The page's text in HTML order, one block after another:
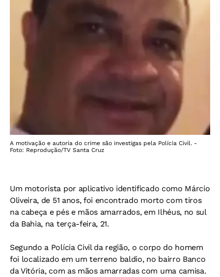
A motivação e autoria do crime são investigas pela Polícia Civil. -
Foto: Reprodução/TV Santa Cruz
Um motorista por aplicativo identificado como Márcio
Oliveira, de 51 anos, foi encontrado morto com tiros
na cabeça e pés e mãos amarrados, em Ilhéus, no sul
da Bahia, na terça-feira, 21.
Segundo a Polícia Civil da região, o corpo do homem
foi localizado em um terreno baldio, no bairro Banco
da Vitória, com as mãos amarradas com uma camisa.